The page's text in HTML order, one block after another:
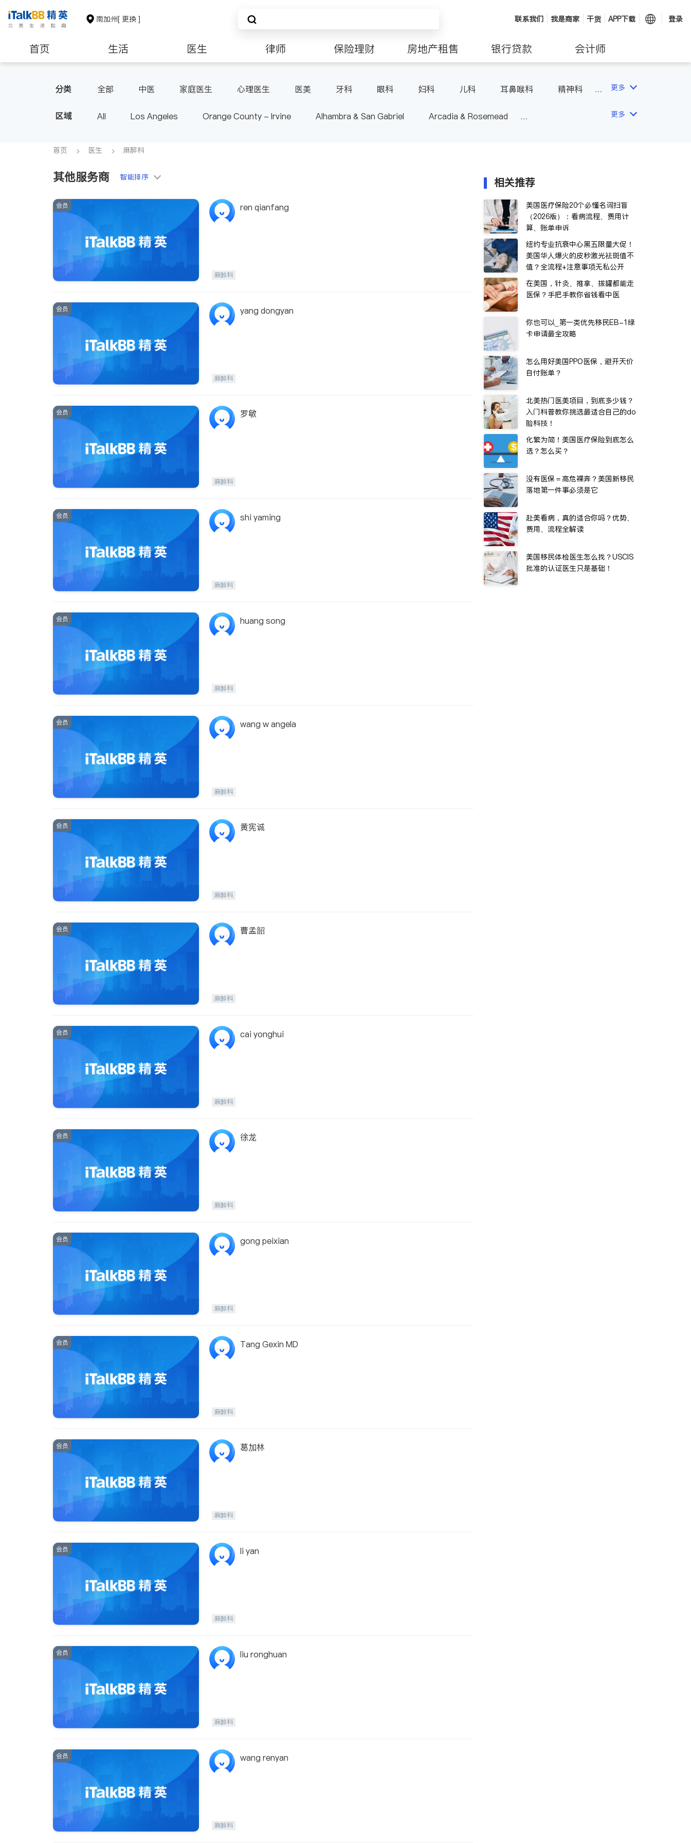
南加州[ 更换 ] 联系我们 我是商家 干货 APP下载 登录
首页 生活 医生 律师 保险理财 房地产租售 银行贷款 会计师
分类 全部 中医 家庭医生 心理医生 医美 牙科 眼科 妇科 儿科 耳鼻喉科
精神科
脊椎神经科
呼吸科 医生-其它 内分泌科 骨科
更多
区域 All Los Angeles Orange County - Irvine Alhambra & San Gabriel
Arcadia & Rosemead
Inyo & San Bernardino
更多
首页 医生 麻醉科
其他服务商 智能排序
会员 ren qianfang
麻醉科
会员 yang dongyan
麻醉科
会员 罗敏
麻醉科
会员 shi yaming
麻醉科
会员 huang song
麻醉科
会员 wang w angela
麻醉科
会员 黄宪诚
麻醉科
会员 曹孟韶
麻醉科
会员 cai yonghui
麻醉科
会员 徐龙
麻醉科
会员 gong peixian
麻醉科
会员 Tang Gexin MD
麻醉科
会员 葛加林
麻醉科
会员 li yan
麻醉科
会员 liu ronghuan
麻醉科
会员 wang renyan
麻醉科
相关推荐
美国医疗保险20个必懂名词扫盲
（2026版）：看病流程、费用计
算、账单申诉
纽约专业抗衰中心黑五限量大促！
美国华人爆火的皮秒激光祛斑值不
值？全流程+注意事项无私公开
在美国，针灸、推拿、拔罐都能走
医保？手把手教你省钱看中医
你也可以_第一类优先移民EB-1绿
卡申请最全攻略
怎么用好美国PPO医保，避开天价
自付账单？
北美热门医美项目，到底多少钱？
入门科普教你挑选最适合自己的do
脸科技！
化繁为简！美国医疗保险到底怎么
选？怎么买？
没有医保＝高危裸奔？美国新移民
落地第一件事必须是它
赴美看病，真的适合你吗？优势、
费用、流程全解读
美国移民体检医生怎么找？USCIS
批准的认证医生只是基础！